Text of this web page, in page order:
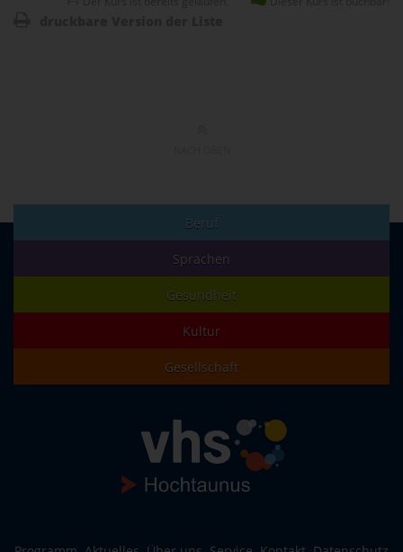
Beruf
Sprachen
Gesundheit
Kultur
Gesellschaft